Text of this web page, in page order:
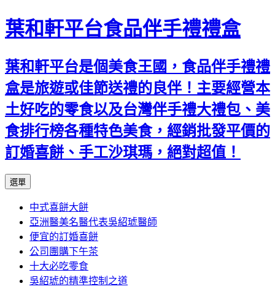
葉和軒平台食品伴手禮禮盒
葉和軒平台是個美食王國，食品伴手禮禮
盒是旅遊或佳節送禮的良伴！主要經營本
土好吃的零食以及台灣伴手禮大禮包、美
食排行榜各種特色美食，經銷批發平價的
訂婚喜餅、手工沙琪瑪，絕對超值！
選單
內
容
中式喜餅大餅
亞洲醫美名醫代表吳紹琥醫師
便宜的訂婚喜餅
公司團購下午茶
十大必吃零食
吳紹琥的精準控制之道